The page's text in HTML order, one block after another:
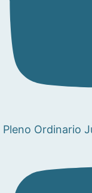
Pleno Ordinario